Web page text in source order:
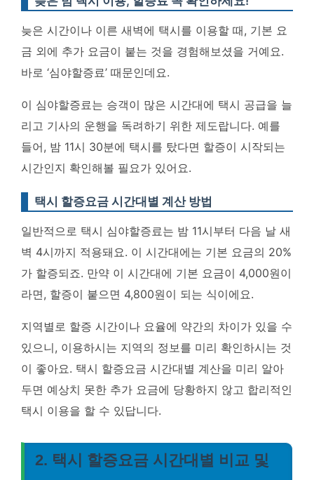
늦은 시간이나 이른 새벽에 택시를 이용할 때, 기본 요
금 외에 추가 요금이 붙는 것을 경험해보셨을 거예요.
바로 ‘심야할증료’ 때문인데요.
이 심야할증료는 승객이 많은 시간대에 택시 공급을 늘
리고 기사의 운행을 독려하기 위한 제도랍니다. 예를
들어, 밤 11시 30분에 택시를 탔다면 할증이 시작되는
시간인지 확인해볼 필요가 있어요.
택시 할증요금 시간대별 계산 방법
일반적으로 택시 심야할증료는 밤 11시부터 다음 날 새
벽 4시까지 적용돼요. 이 시간대에는 기본 요금의 20%
가 할증되죠. 만약 이 시간대에 기본 요금이 4,000원이
라면, 할증이 붙으면 4,800원이 되는 식이에요.
지역별로 할증 시간이나 요율에 약간의 차이가 있을 수
있으니, 이용하시는 지역의 정보를 미리 확인하시는 것
이 좋아요. 택시 할증요금 시간대별 계산을 미리 알아
두면 예상치 못한 추가 요금에 당황하지 않고 합리적인
택시 이용을 할 수 있답니다.
2. 택시 할증요금 시간대별 비교 및